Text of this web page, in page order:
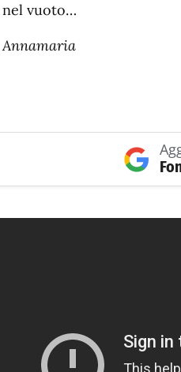
nel vuoto…
Annamaria